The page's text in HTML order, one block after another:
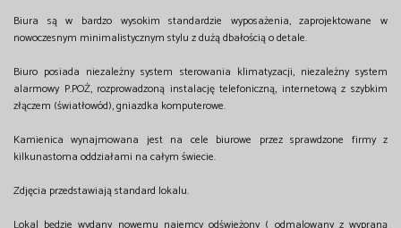
Biura są w bardzo wysokim standardzie wyposażenia, zaprojektowane w
nowoczesnym minimalistycznym stylu z dużą dbałością o detale.
Biuro posiada niezależny system sterowania klimatyzacji, niezależny system
alarmowy P.POŻ, rozprowadzoną instalację telefoniczną, internetową z szybkim
złączem (światłowód), gniazdka komputerowe.
Kamienica wynajmowana jest na cele biurowe przez sprawdzone firmy z
kilkunastoma oddziałami na całym świecie.
Zdjęcia przedstawiają standard lokalu.